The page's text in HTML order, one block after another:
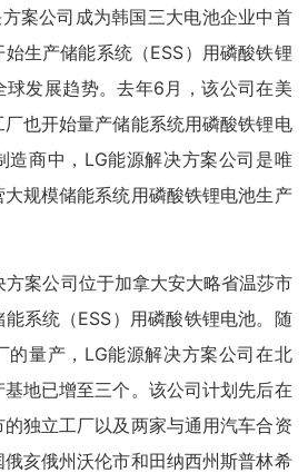
案公司成为韩国三大电池企业中首
生产储能系统（ESS）用磷酸铁锂
球发展趋势。去年6月，该公司在美
也开始量产储能系统用磷酸铁锂电
造商中，LG能源解决方案公司是唯
规模储能系统用磷酸铁锂电池生产
方案公司位于加拿大安大略省温莎市
系统（ESS）用磷酸铁锂电池。随
的量产，LG能源解决方案公司在北
地已增至三个。该公司计划先后在
独立工厂以及两家与通用汽车合资
亥俄州沃伦市和田纳西州斯普林希